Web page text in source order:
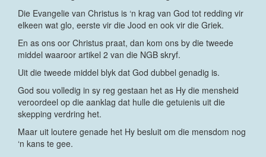
Die Evangelie van Christus is ‘n krag van God tot redding vir
elkeen wat glo, eerste vir die Jood en ook vir die Griek.
En as ons oor Christus praat, dan kom ons by die tweede
middel waaroor artikel 2 van die NGB skryf.
Uit die tweede middel blyk dat God dubbel genadig is.
God sou volledig in sy reg gestaan het as Hy die mensheid
veroordeel op die aanklag dat hulle die getuienis uit die
skepping verdring het.
Maar uit loutere genade het Hy besluit om die mensdom nog
‘n kans te gee.